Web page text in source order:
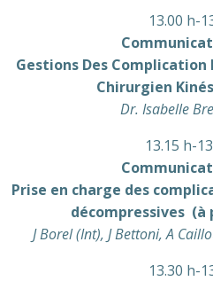
13.00 h-
Gestions Des Complication
Chirurgien
Dr. Isabelle
13.15 h-
Prise en charge des
décompressives (à
J Borel (Int), J Bettoni, A
13.30 h-